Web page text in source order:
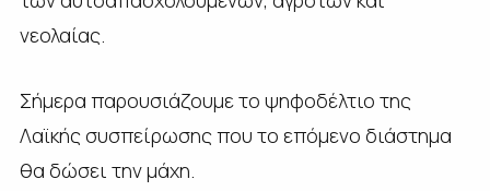
νεολαίας.
Σήμερα παρουσιάζουμε το ψηφοδέλτιο της
Λαϊκής συσπείρωσης που το επόμενο διάστημα
θα δώσει την μάχη.